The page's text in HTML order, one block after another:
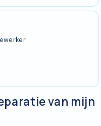
van mijn